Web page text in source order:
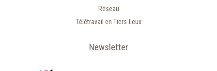
Réseau
Télétravail en Tiers-lieux
Newsletter